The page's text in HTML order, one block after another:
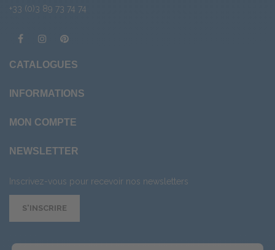
+33 (0)3 89 73 74 74
CATALOGUES
INFORMATIONS
MON COMPTE
NEWSLETTER
Inscrivez-vous pour recevoir nos newsletters
S'INSCRIRE